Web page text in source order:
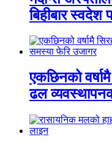
बिहीबार स्वदेश
एकछिनको
ढल